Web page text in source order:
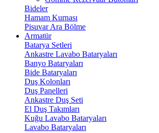
Bideler
Hamam Kurnası
Pisuvar Ara Bölme
Armatür
Batarya Setleri
Ankastre Lavabo Bataryaları
Banyo Bataryaları
Bide Bataryaları
Duş Kolonları
Duş Panelleri
Ankastre Duş Seti
El Duş Takımları
Kuğu Lavabo Bataryaları
Lavabo Bataryaları